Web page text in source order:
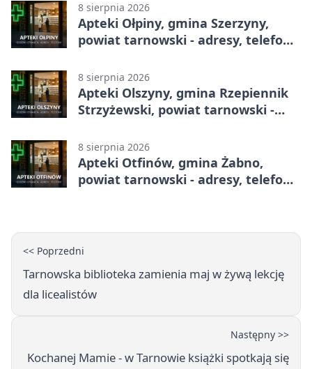
8 sierpnia 2026
Apteki Ołpiny, gmina Szerzyny,
powiat tarnowski - adresy, telefony,
8 sierpnia 2026
Apteki Olszyny, gmina Rzepiennik
Strzyżewski, powiat tarnowski -
8 sierpnia 2026
Apteki Otfinów, gmina Żabno,
powiat tarnowski - adresy, telefony,
<< Poprzedni
Tarnowska biblioteka zamienia maj w żywą lekcję
dla licealistów
Następny >>
Kochanej Mamie - w Tarnowie książki spotkają się